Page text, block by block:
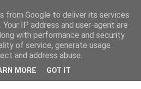
from Google to deliver its services
IP address and user-agent are
with performance and security
of service, generate usage
and address abuse.
MORE GOT IT